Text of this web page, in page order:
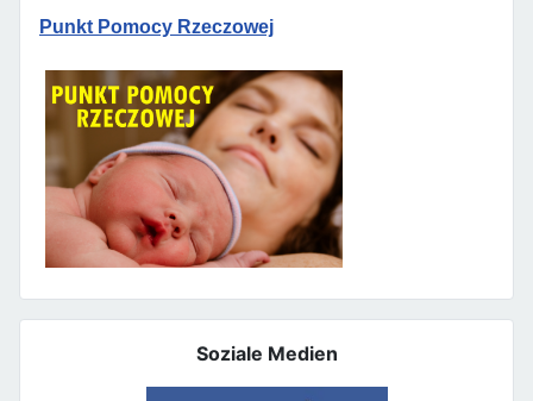
Punkt Pomocy Rzeczowej
Soziale Medien